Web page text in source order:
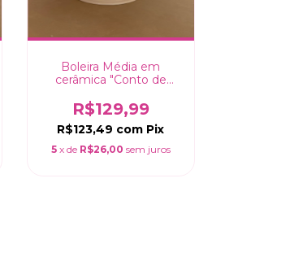
Boleira Média em
cerâmica "Conto de
29cm
R$129,99
R$123,49 com Pix
5 x de R$26,00 sem juros